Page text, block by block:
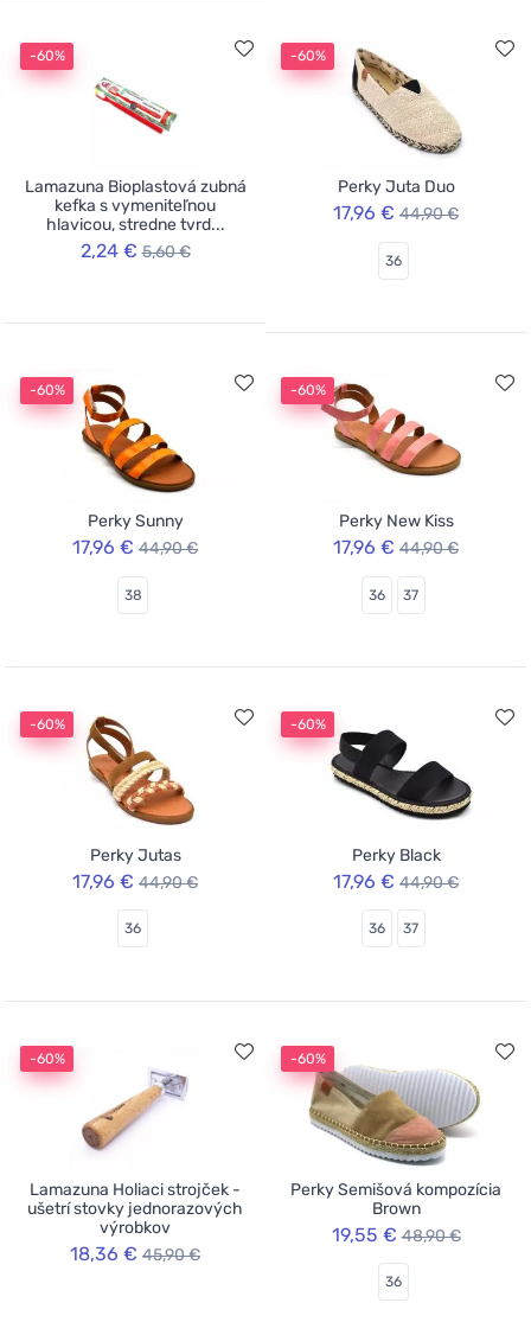
-60%
Lamazuna Bioplastová zubná
kefka s vymeniteľnou
hlavicou, stredne tvrd...
2,24 € 5,60 €
-60%
Perky Juta Duo
17,96 € 44,90 €
36
-60%
Perky Sunny
17,96 € 44,90 €
38
-60%
Perky New Kiss
17,96 € 44,90 €
36 37
-60%
Perky Jutas
17,96 € 44,90 €
36
-60%
Perky Black
17,96 € 44,90 €
36 37
-60%
Lamazuna Holiaci strojček -
ušetrí stovky jednorazových
výrobkov
18,36 € 45,90 €
-60%
Perky Semišová kompozícia
Brown
19,55 € 48,90 €
36